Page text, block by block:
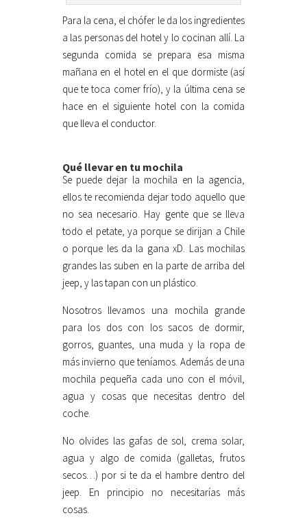
Para la cena, el chófer le da los ingredientes
a las personas del hotel y lo cocinan allí. La
segunda comida se prepara esa misma
mañana en el hotel en el que dormiste (así
que te toca comer frío), y la última cena se
hace en el siguiente hotel con la comida
que lleva el conductor.
Qué llevar en tu mochila
Se puede dejar la mochila en la agencia,
ellos te recomienda dejar todo aquello que
no sea necesario. Hay gente que se lleva
todo el petate, ya porque se dirijan a Chile
o porque les da la gana xD. Las mochilas
grandes las suben en la parte de arriba del
jeep, y las tapan con un plástico.
Nosotros llevamos una mochila grande
para los dos con los sacos de dormir,
gorros, guantes, una muda y la ropa de
más invierno que teníamos. Además de una
mochila pequeña cada uno con el móvil,
agua y cosas que necesitas dentro del
coche.
No olvides las gafas de sol, crema solar,
agua y algo de comida (galletas, frutos
secos…) por si te da el hambre dentro del
jeep. En principio no necesitarías más
cosas.